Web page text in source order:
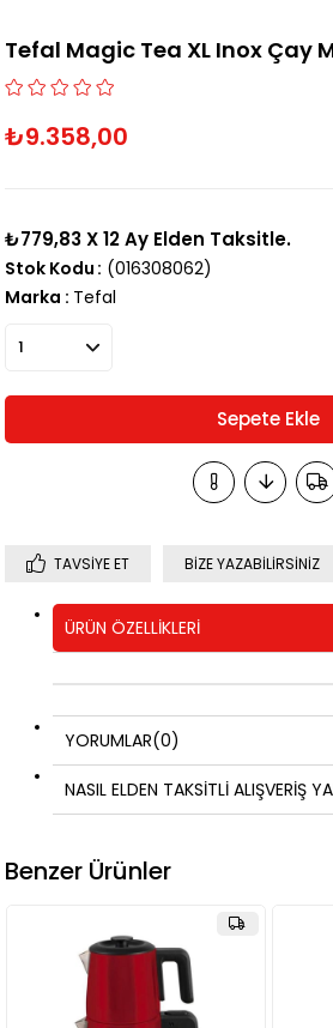
Tefal Magic Tea XL Inox Çay
₺9.358,00
₺779,83 X 12 Ay Elden Taksitle.
(016308062)
Stok Kodu
Marka : Tefal
TAVSIYE ET BIZE YAZABILIRSINIZ
ÜRÜN ÖZELLIKLERI
YORUMLAR(0)
NASIL ELDEN TAKSİTLİ ALIŞVERİŞ
Benzer Ürünler